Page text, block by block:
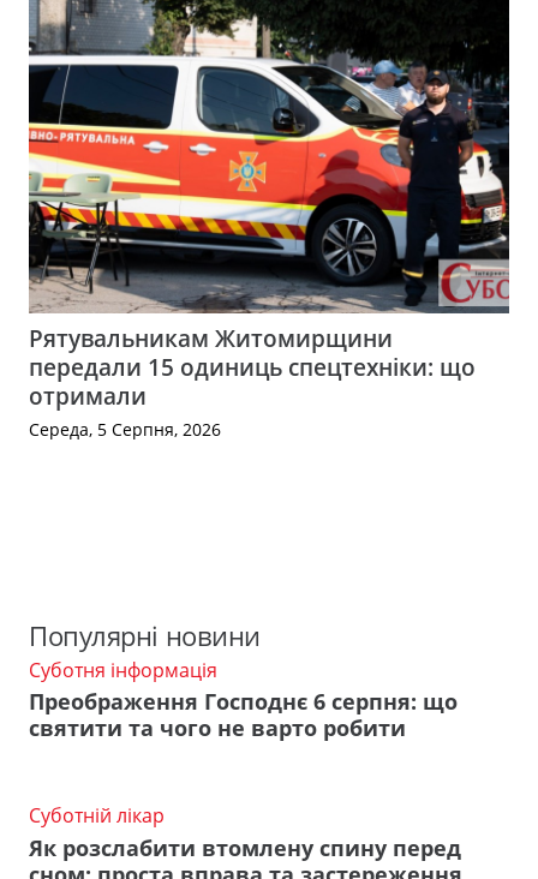
Рятувальникам Житомирщини
передали 15 одиниць спецтехніки: що
отримали
Середа, 5 Серпня, 2026
Популярні новини
Суботня інформація
Преображення Господнє 6 серпня: що
святити та чого не варто робити
Суботній лікар
Як розслабити втомлену спину перед